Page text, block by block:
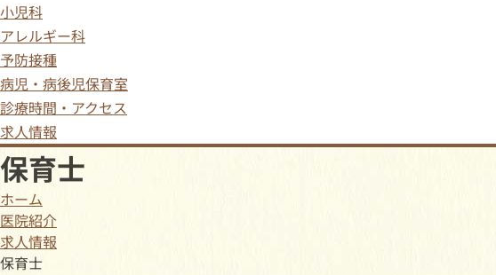
小児科
アレルギー科
予防接種
病児・病後児保育室
診療時間・アクセス
求人情報
保育士
ホーム
医院紹介
求人情報
保育士